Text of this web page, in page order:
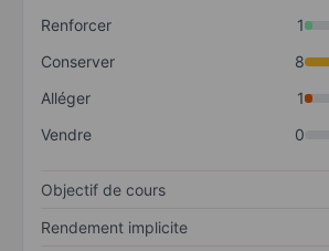
Renforcer
1
Conserver
8
Alléger
1
Vendre
0
Objectif de cours
Rendement implicite